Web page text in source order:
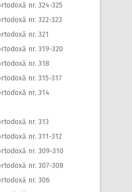
nr. 324-325
nr. 322-323
nr. 321
nr. 319-320
nr. 318
nr. 315-317
nr. 314
nr. 313
nr. 311-312
nr. 309-310
nr. 307-308
nr. 306